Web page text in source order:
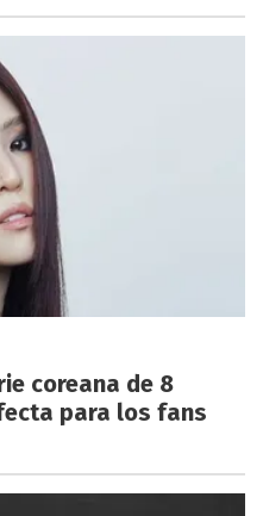
coreana de 8
para los fans